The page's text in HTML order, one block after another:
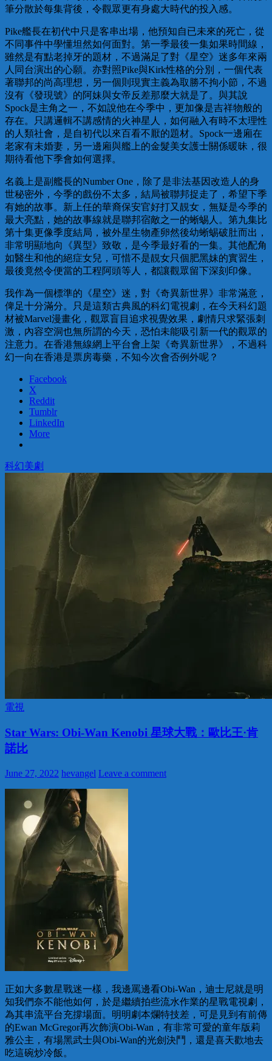
筆分散於每集背後，令觀眾更有身處大時代的投入感。
Pike艦長在初代中只是客串出場，他預知自已未來的死亡，從
不同事件中學懂坦然如何面對。第一季最後一集如果時間線，
雖然是有點老掉牙的題材，不過滿足了對《星空》迷多年來兩
人同台演出的心願。亦對照Pike與Kirk性格的分別，一個代表
著聯邦的尚高理想，另一個則現實主義為取勝不拘小節，不過
沒有《發現號》的阿妹與女帝反差那麼大就是了。與其說
Spock是主角之一，不如說他在今季中，更加像是吉祥物般的
存在。只講邏輯不講感情的火神星人，如何融入有時不太理性
的人類社會，是自初代以來百看不厭的題材。Spock一邊廂在
老家有未婚妻，另一邊廂與艦上的金髮美女護士關係暖昧，很
期待看他下季會如何選擇。
名義上是副艦長的Number One，除了是非法基因改造人的身
世秘密外，今季的戲份不太多，結局被聯邦捉走了，希望下季
有她的故事。新上任的華裔保安官好打又靚女，無疑是今季的
最大亮點，她的故事線就是聯邦宿敵之一的蜥蜴人。第九集比
第十集更像季度結局，被外星生物產卵然後幼蜥蜴破肚而出，
非常明顯地向《異型》致敬，是今季最好看的一集。其他配角
如醫生和他的絕症女兒，可惜不是靚女只個肥黑妹的實習生，
最後竟然令便當的工程阿頭等人，都讓觀眾留下深刻印像。
我作為一個標準的《星空》迷，對《奇異新世界》非常滿意，
俾足十分滿分。只是這類古典風的科幻電視劇，在今天科幻題
材被Marvel漫畫化，觀眾盲目追求視覺效果，劇情只求緊張刺
激，內容空洞也無所謂的今天，恐怕未能吸引新一代的觀眾的
注意力。在香港無線網上平台會上架《奇異新世界》，不過科
幻一向在香港是票房毒藥，不知今次會否例外呢？
Facebook
X
Reddit
Tumblr
LinkedIn
More
科幻美劇
電視
Star Wars: Obi-Wan Kenobi 星球大戰：歐比王·肯
諾比
June 27, 2022 hevangel Leave a comment
正如大多數星戰迷一樣，我邊罵邊看Obi-Wan，迪士尼就是明
知我們奈不能他如何，於是繼續拍些流水作業的星戰電視劇，
為其串流平台充撐場面。明明劇本爛特技差，可是見到有前傳
的Ewan McGregor再次飾演Obi-Wan，有非常可愛的童年版莉
雅公主，有場黑武士與Obi-Wan的光劍決鬥，還是喜天歡地去
吃這碗炒冷飯。